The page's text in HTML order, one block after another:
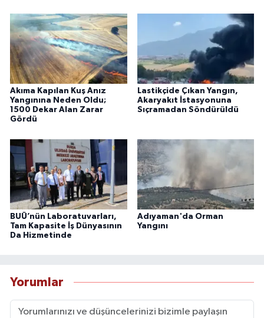
Akıma Kapılan Kuş Anız
Yangınına Neden Oldu;
1500 Dekar Alan Zarar
Gördü
Lastikçide Çıkan Yangın,
Akaryakıt İstasyonuna
Sıçramadan Söndürüldü
BUÜ’nün Laboratuvarları,
Tam Kapasite İş Dünyasının
Da Hizmetinde
Adıyaman'da Orman
Yangını
Yorumlar